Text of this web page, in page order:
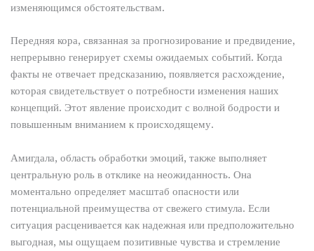
изменяющимся обстоятельствам.
Передняя кора, связанная за прогнозирование и предвидение,
непрерывно генерирует схемы ожидаемых событий. Когда
факты не отвечает предсказанию, появляется расхождение,
которая свидетельствует о потребности изменения наших
концепций. Этот явление происходит с волной бодрости и
повышенным вниманием к происходящему.
Амигдала, область обработки эмоций, также выполняет
центральную роль в отклике на неожиданность. Она
моментально определяет масштаб опасности или
потенциальной преимущества от свежего стимула. Если
ситуация расценивается как надежная или предположительно
выгодная, мы ощущаем позитивные чувства и стремление